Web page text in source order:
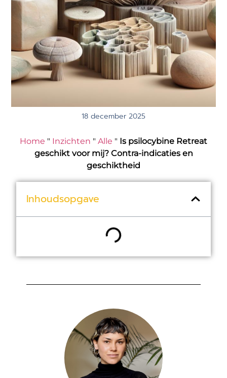
18 december 2025
Home " Inzichten " Alle " Is psilocybine Retreat
geschikt voor mij? Contra-indicaties en
geschiktheid
Inhoudsopgave